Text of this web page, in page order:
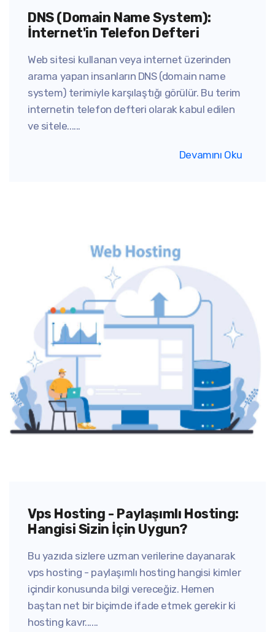
DNS (Domain Name System):
İnternet'in Telefon Defteri
Web sitesi kullanan veya internet üzerinden
arama yapan insanların DNS (domain name
system) terimiyle karşılaştığı görülür. Bu terim
internetin telefon defteri olarak kabul edilen
ve sitele......
Devamını Oku
Vps Hosting - Paylaşımlı Hosting:
Hangisi Sizin İçin Uygun?
Bu yazıda sizlere uzman verilerine dayanarak
vps hosting - paylaşımlı hosting hangisi kimler
içindir konusunda bilgi vereceğiz. Hemen
baştan net bir biçimde ifade etmek gerekir ki
hosting kavr......